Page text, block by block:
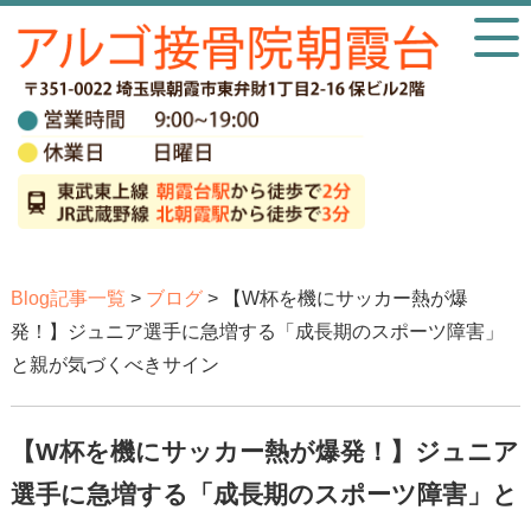
Blog記事一覧 > ブログ> 【W杯を機にサッカー熱が爆
発！】ジュニア選手に急増する「成長期のスポーツ障害」
と親が気づくべきサイン
【W杯を機にサッカー熱が爆発！】ジュニア
選手に急増する「成長期のスポーツ障害」と